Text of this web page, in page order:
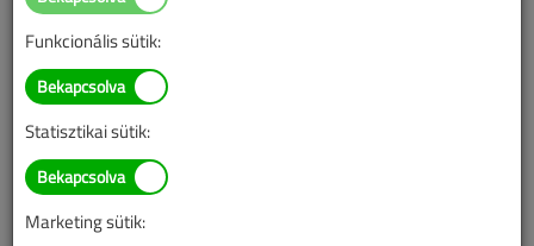
Figylem! Ez a cikk 5 éve frissült utoljára. A benne szereplő
információk mára aktualitásukat veszíthették, valamint a tartalom
helyenként hiányos lehet (képek, táblázatok stb.).
Funkcionális sütik:
Statisztikai sütik:
Marketing sütik: